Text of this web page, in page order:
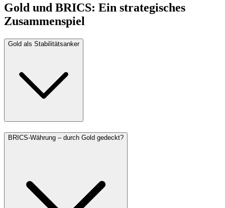
Gold und BRICS: Ein strategisches
Zusammenspiel
Gold als Stabilitätsanker
BRICS-Währung – durch Gold gedeckt?